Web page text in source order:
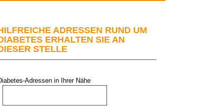
ADRESSEN RUND UM
ERHALTEN SIE AN
STELLE
Adressen in Ihrer Nähe